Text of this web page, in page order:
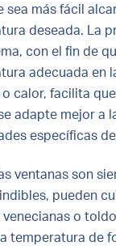
sea más fácil
deseada. La
con el fin de
adecuada en
o calor, facilita
adapte mejor a
específicas
ventanas son
pueden
o
temperatura de